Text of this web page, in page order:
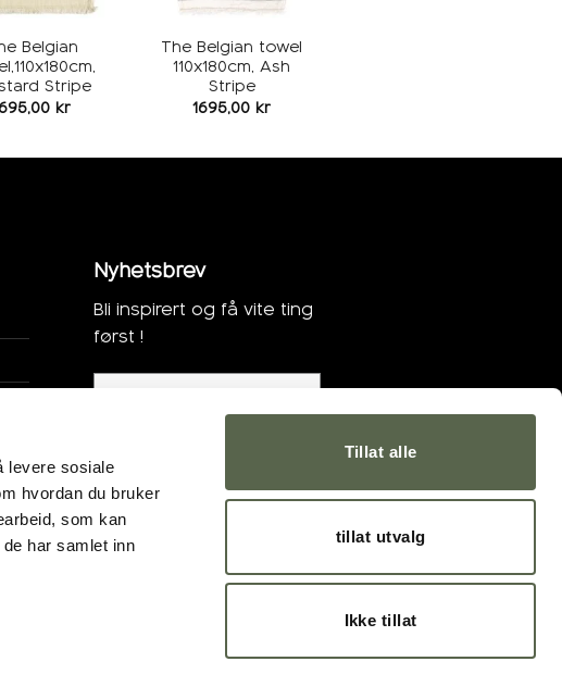
levere sosiale
hvordan du bruker
som kan
har samlet inn
Tillat alle
tillat utvalg
Ikke tillat
Belgian
Stripe
kr
The Belgian towel
110x180cm, Ash
Stripe
1695,00 kr
Nyhetsbrev
Bli inspirert og få vite ting
først !